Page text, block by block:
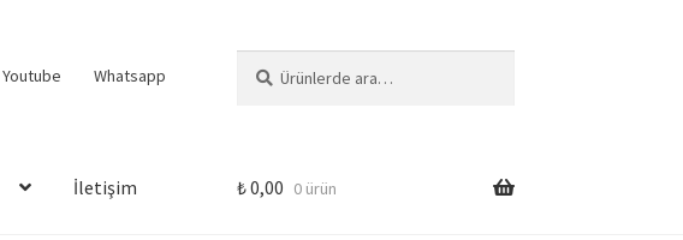
Youtube Whatsapp
İletişim ₺0,00 0 ürün